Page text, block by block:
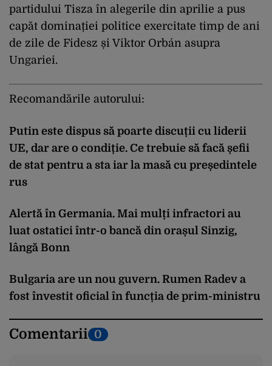
partidului Tisza în alegerile din aprilie a pus
capăt dominației politice exercitate timp de ani
de zile de Fidesz și Viktor Orbán asupra
Ungariei.
Recomandările autorului:
Putin este dispus să poarte discuții cu liderii
UE, dar are o condiție. Ce trebuie să facă șefii
de stat pentru a sta iar la masă cu președintele
rus
Alertă în Germania. Mai mulți infractori au
luat ostatici într-o bancă din orașul Sinzig,
lângă Bonn
Bulgaria are un nou guvern. Rumen Radev a
fost învestit oficial în funcția de prim-ministru
Comentarii 0